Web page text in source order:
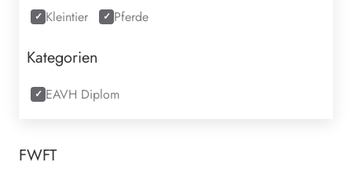
FWFT
Kleintier Pferde
Kategorien
EAVH Diplom